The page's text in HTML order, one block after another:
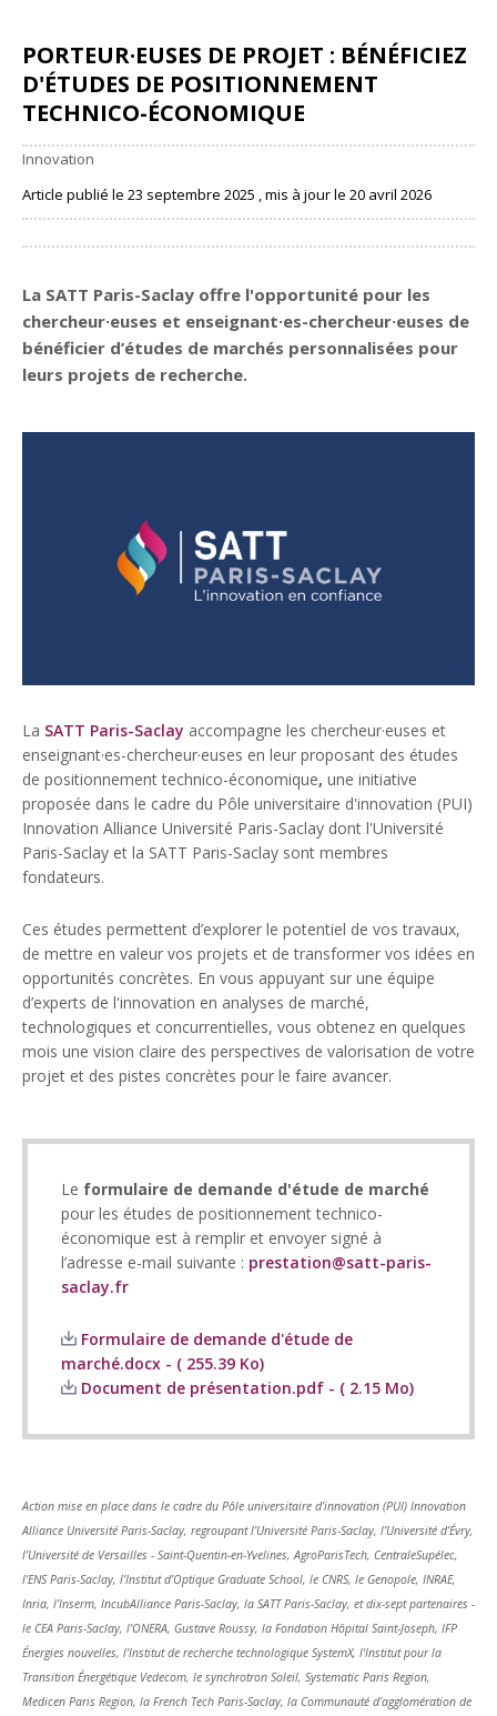
PORTEUR·EUSES DE PROJET : BÉNÉFICIEZ
D'ÉTUDES DE POSITIONNEMENT
TECHNICO-ÉCONOMIQUE
Innovation
Article publié le 23 septembre 2025 , mis à jour le 20 avril 2026
La SATT Paris-Saclay offre l'opportunité pour les
chercheur·euses et enseignant·es-chercheur·euses de
bénéficier d’études de marchés personnalisées pour
leurs projets de recherche.
La SATT Paris-Saclay accompagne les chercheur·euses et
enseignant·es-chercheur·euses en leur proposant des études
de positionnement technico-économique, une initiative
proposée dans le cadre du Pôle universitaire d'innovation (PUI)
Innovation Alliance Université Paris-Saclay dont l'Université
Paris-Saclay et la SATT Paris-Saclay sont membres
fondateurs.
Ces études permettent d’explorer le potentiel de vos travaux,
de mettre en valeur vos projets et de transformer vos idées en
opportunités concrètes. En vous appuyant sur une équipe
d’experts de l'innovation en analyses de marché,
technologiques et concurrentielles, vous obtenez en quelques
mois une vision claire des perspectives de valorisation de votre
projet et des pistes concrètes pour le faire avancer.
Le formulaire de demande d'étude de marché
pour les études de positionnement technico-
économique est à remplir et envoyer signé à
l’adresse e-mail suivante : prestation@satt-paris-
saclay.fr
Formulaire de demande d'étude de
marché.docx - ( 255.39 Ko)
Document de présentation.pdf - ( 2.15 Mo)
Action mise en place dans le cadre du Pôle universitaire d’innovation (PUI) Innovation
Alliance Université Paris-Saclay, regroupant l’Université Paris-Saclay, l’Université d’Évry,
l’Université de Versailles - Saint-Quentin-en-Yvelines, AgroParisTech, CentraleSupélec,
l’ENS Paris-Saclay, l’Institut d’Optique Graduate School, le CNRS, le Genopole, INRAE,
Inria, l’Inserm, IncubAlliance Paris-Saclay, la SATT Paris-Saclay, et dix-sept partenaires -
le CEA Paris-Saclay, l'ONERA, Gustave Roussy, la Fondation Hôpital Saint-Joseph, IFP
Énergies nouvelles, l'Institut de recherche technologique SystemX, l'Institut pour la
Transition Énergétique Vedecom, le synchrotron Soleil, Systematic Paris Region,
Medicen Paris Region, la French Tech Paris-Saclay, la Communauté d’agglomération de